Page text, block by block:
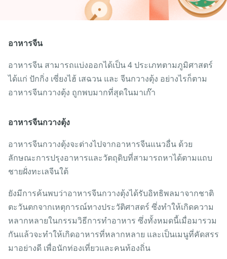
อาหารจีน
อาหารจีน สามารถแบ่งออกได้เป็น 4 ประเภทตามภูมิศาสตร์
ได้แก่ ปักกิ่ง เซี่ยงไฮ้ เสฉวน และ จีนกวางตุ้ง อย่างไรก็ตาม
อาหารจีนกวางตุ้ง ถูกพบมากที่สุดในมาเก๊า
อาหารจีนกวางตุ้ง
อาหารจีนกวางตุ้งจะต่างไปจากอาหารจีนแนวอื่น ด้วย
ลักษณะการปรุงอาหารและวัตถุดิบที่สามารถหาได้ตามแถบ
ชายฝั่งทะเลจีนใต้
ยังมีการค้นพบว่าอาหารจีนกวางตุ้งได้รับอิทธิพลมาจากชาติ
ตะวันตกจากเหตุการณ์ทางประวัติศาสตร์ ซึ่งทำให้เกิดความ
หลากหลายในกรรมวิธีการทำอาหาร ซึ่งทั้งหมดนี้เมื่อมารวม
กันแล้วจะทำให้เกิดอาหารที่หลากหลาย และเป็นเมนูที่คัดสรร
มาอย่างดี เพื่อนักท่องเที่ยวและคนท้องถิ่น